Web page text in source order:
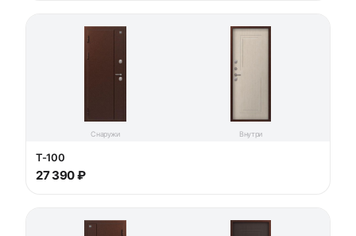
Снаружи Внутри
T-100
27 390 ₽